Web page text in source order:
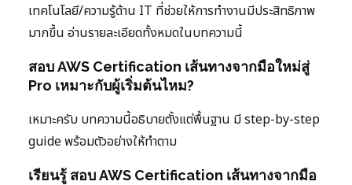
เทคโนโลยี/ความรู้ด้าน IT ที่ช่วยให้การทำงานมีประสิทธิภาพ
มากขึ้น อ่านรายละเอียดทั้งหมดในบทความนี้
สอบ AWS Certification เส้นทางจากมือใหม่สู่
Pro เหมาะกับผู้เริ่มต้นไหม?
เหมาะครับ บทความนี้อธิบายตั้งแต่พื้นฐาน มี step-by-step
guide พร้อมตัวอย่างให้ทำตาม
เรียนรู้ สอบ AWS Certification เส้นทางจากมือ